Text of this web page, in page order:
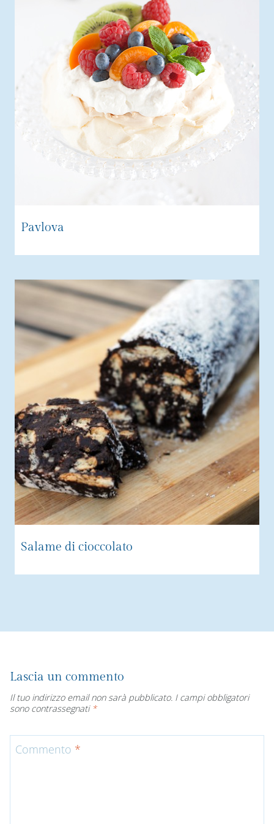
Pavlova
Salame di cioccolato
Lascia un commento
Il tuo indirizzo email non sarà pubblicato. I campi obbligatori
sono contrassegnati *
Commento *